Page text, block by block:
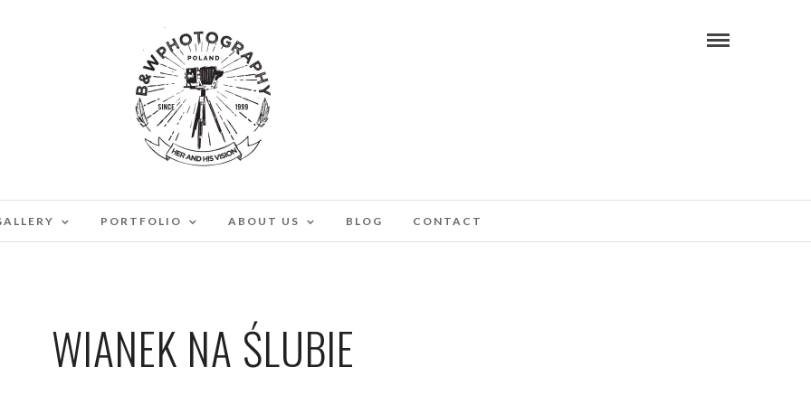
PORTFOLIO ABOUT US BLOG CONTACT
WIANEK NA ŚLUBIE